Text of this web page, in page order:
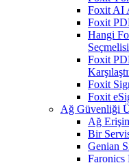
Foxit AI
Foxit
Hangi
Foxit
Foxit
Foxit
Ağ Güvenliği
Ağ
Bir
Genian
Faronics